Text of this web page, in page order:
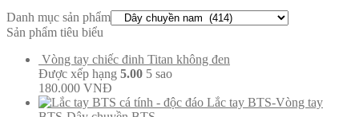
Danh mục sản phẩm
Sản phẩm tiêu biểu
Vòng tay chiếc đinh Titan không đen
Được xếp hạng 5.00 5 sao
180.000 VNĐ
Lắc tay BTS-Vòng tay